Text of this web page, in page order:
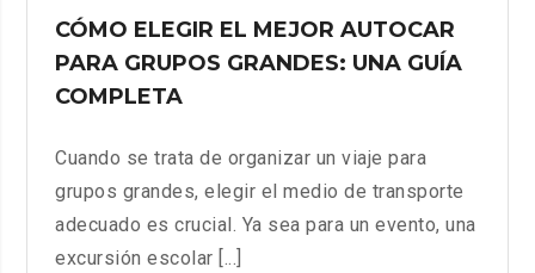
CÓMO ELEGIR EL MEJOR AUTOCAR
PARA GRUPOS GRANDES: UNA GUÍA
COMPLETA
Cuando se trata de organizar un viaje para
grupos grandes, elegir el medio de transporte
adecuado es crucial. Ya sea para un evento, una
excursión escolar [...]